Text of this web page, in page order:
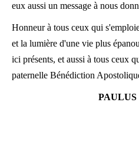
eux aussi un message à nous
Honneur à tous ceux qui
et la lumière d'une vie plus
ici présents, et aussi à tous ceux
paternelle Bénédiction
PAULUS